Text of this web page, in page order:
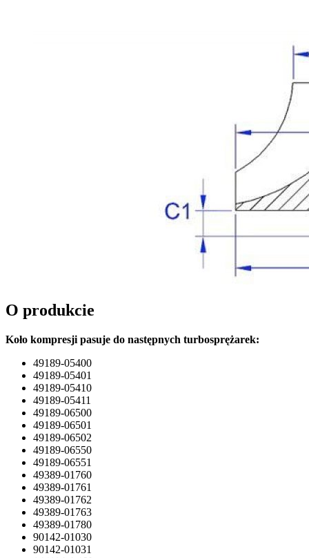
O produkcie
Koło kompresji pasuje do następnych turbosprężarek:
49189-05400
49189-05401
49189-05410
49189-05411
49189-06500
49189-06501
49189-06502
49189-06550
49189-06551
49389-01760
49389-01761
49389-01762
49389-01763
49389-01780
90142-01030
90142-01031